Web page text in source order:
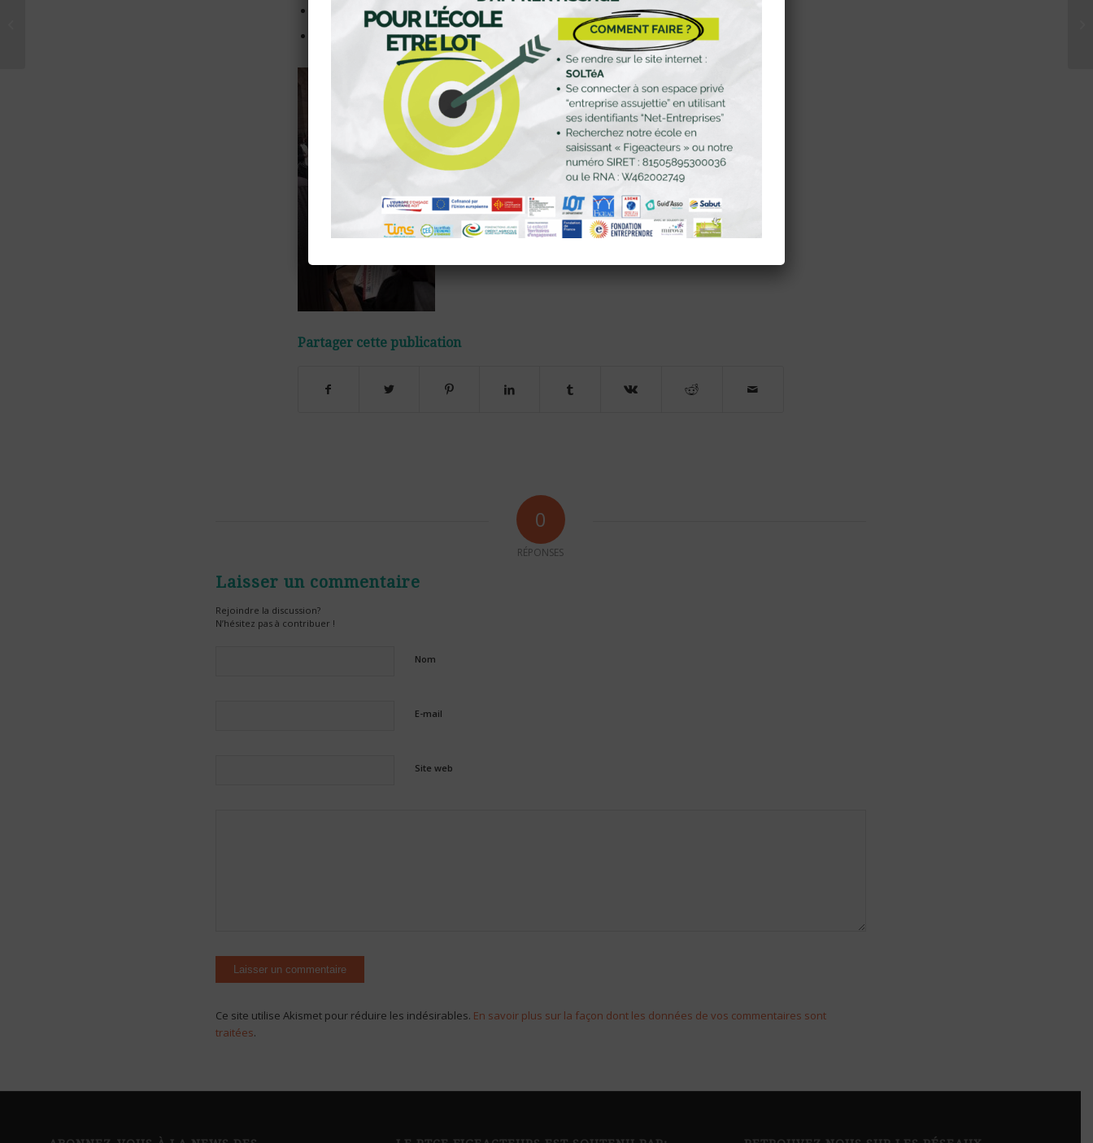
Multiplier les moments de vraie rencontre,
Mettre en place un leadership libérateur.
Merci à toutes les acteurs locaux qui ont fait de cet
évènement une réussite ainsi qu’à nos intervenants.
Tous ont pu découvrir ou approfondir les missions portées
par Figeacteurs avec une première partie de soirée dédiée
aux actions du PTCE sur le territoire: coopération inter-
entreprises, alimentation territoriale, énergies renouvelables
mutualisées… et déguster des produits locaux pour clôturer
Partager cette publication
0
RÉPONSES
Laisser un commentaire
Rejoindre la discussion?
N’hésitez pas à contribuer !
Nom
E-mail
Site web
Ce site utilise Akismet pour réduire les indésirables. En savoir plus sur la façon dont les données de vos commentaires sont
traitées.